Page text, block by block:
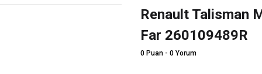
Renault Talisman
Far 260109489R
0 Puan - 0 Yorum